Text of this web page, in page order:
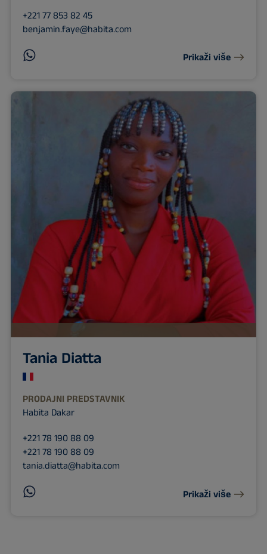
+221 77 853 82 45
benjamin.faye@habita.com
Prikaži više
Tania Diatta
PRODAJNI PREDSTAVNIK
Habita Dakar
+221 78 190 88 09
+221 78 190 88 09
tania.diatta@habita.com
Prikaži više